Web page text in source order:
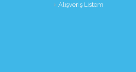
Alışveriş Listem